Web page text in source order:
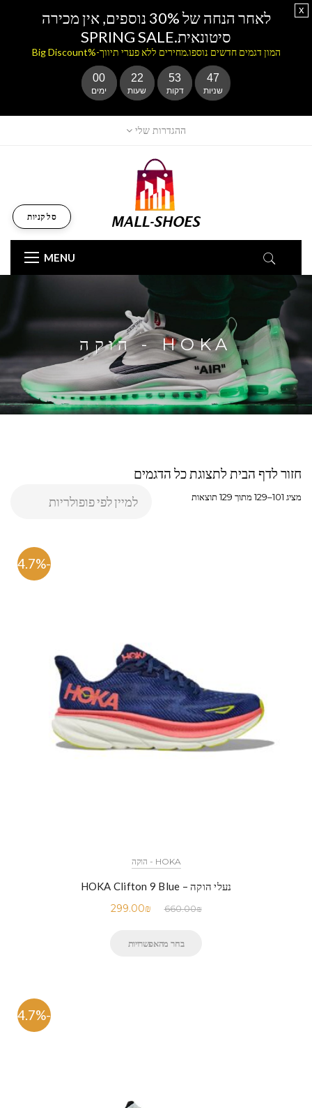
ההגדרות שלי
MENU
סל קניות
HOKA - הוקה
חזור לדף הבית לתצוגת כל הדגמים
מציג 101–129 מתוך 129 תוצאות
-54.7%
HOKA - הוקה
נעלי הוקה – HOKA Clifton 9 Blue
660.00₪
299.00₪
בחר מהאפשרויות
-54.7%
לאחר הנחה של 30% נוספים, אין מכירה
סיטונאית.SPRING SALE
המון דגמים חדשים נוספו.מחירים ללא פערי תיווך-%Big Discount
00
ימים
22
שעות
53
דקות
46
שניות
x